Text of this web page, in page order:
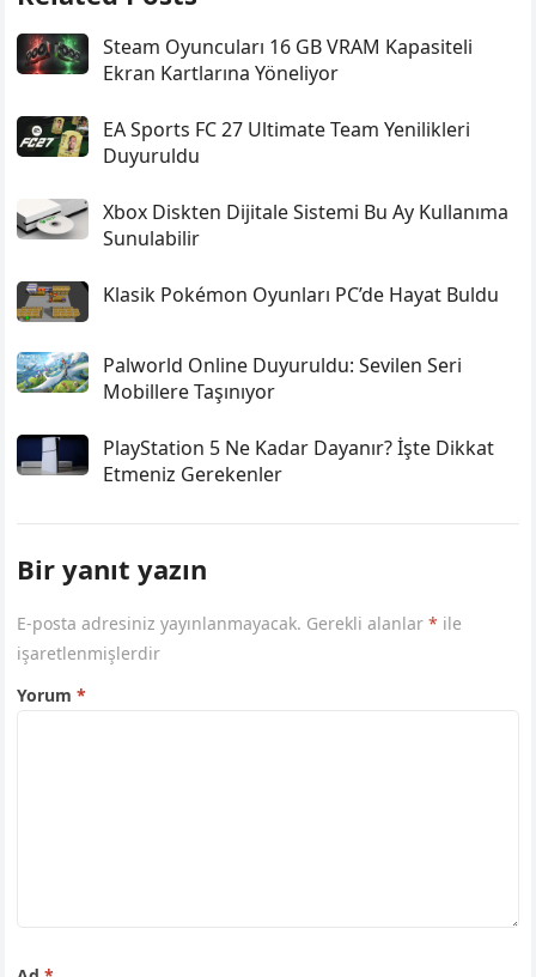
Steam Oyuncuları 16 GB VRAM Kapasiteli
Ekran Kartlarına Yöneliyor
EA Sports FC 27 Ultimate Team Yenilikleri
Duyuruldu
Xbox Diskten Dijitale Sistemi Bu Ay Kullanıma
Sunulabilir
Klasik Pokémon Oyunları PC’de Hayat Buldu
Palworld Online Duyuruldu: Sevilen Seri
Mobillere Taşınıyor
PlayStation 5 Ne Kadar Dayanır? İşte Dikkat
Etmeniz Gerekenler
Bir yanıt yazın
E-posta adresiniz yayınlanmayacak. Gerekli alanlar* ile
işaretlenmişlerdir
Yorum*